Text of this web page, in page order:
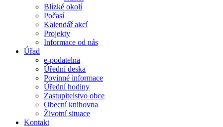
Blízké okolí
Počasí
Kalendář akcí
Projekty
Informace od nás
Úřad
e-podatelna
Úřední deska
Povinné informace
Úřední hodiny
Zastupitelstvo obce
Obecní knihovna
Životní situace
Kontakt